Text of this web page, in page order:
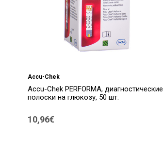
Accu-Chek
Accu-Chek PERFORMA, диагностические
полоски на глюкозу, 50 шт.
10,96€